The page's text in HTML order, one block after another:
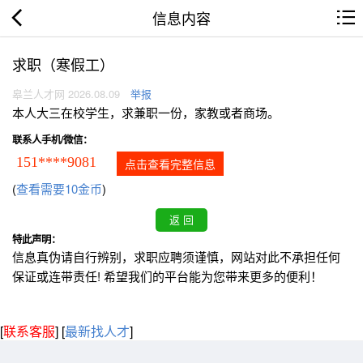
信息内容
求职（寒假工）
皋兰人才网 2026.08.09 举报
本人大三在校学生，求兼职一份，家教或者商场。
联系人手机/微信：
151****9081 点击查看完整信息
(查看需要10金币)
特此声明：
信息真伪请自行辨别，求职应聘须谨慎，网站对此不承担任何
保证或连带责任! 希望我们的平台能为您带来更多的便利！
[联系客服] [最新找人才]